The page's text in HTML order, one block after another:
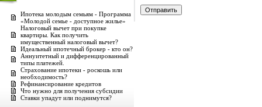
Ипотека молодым семьям - Программа
«Молодой семье - доступное жилье»
Налоговый вычет при покупке
квартиры. Как получить
имущественный налоговый вычет?
Идеальный ипотечный брокер - кто он?
Аннуитетный и дифференцированный
типы платежей.
Страхование ипотеки - роскошь или
необходимость?
Рефинансирование кредитов
Что нужно для получения субсидии
Ставки упадут или поднимутся?